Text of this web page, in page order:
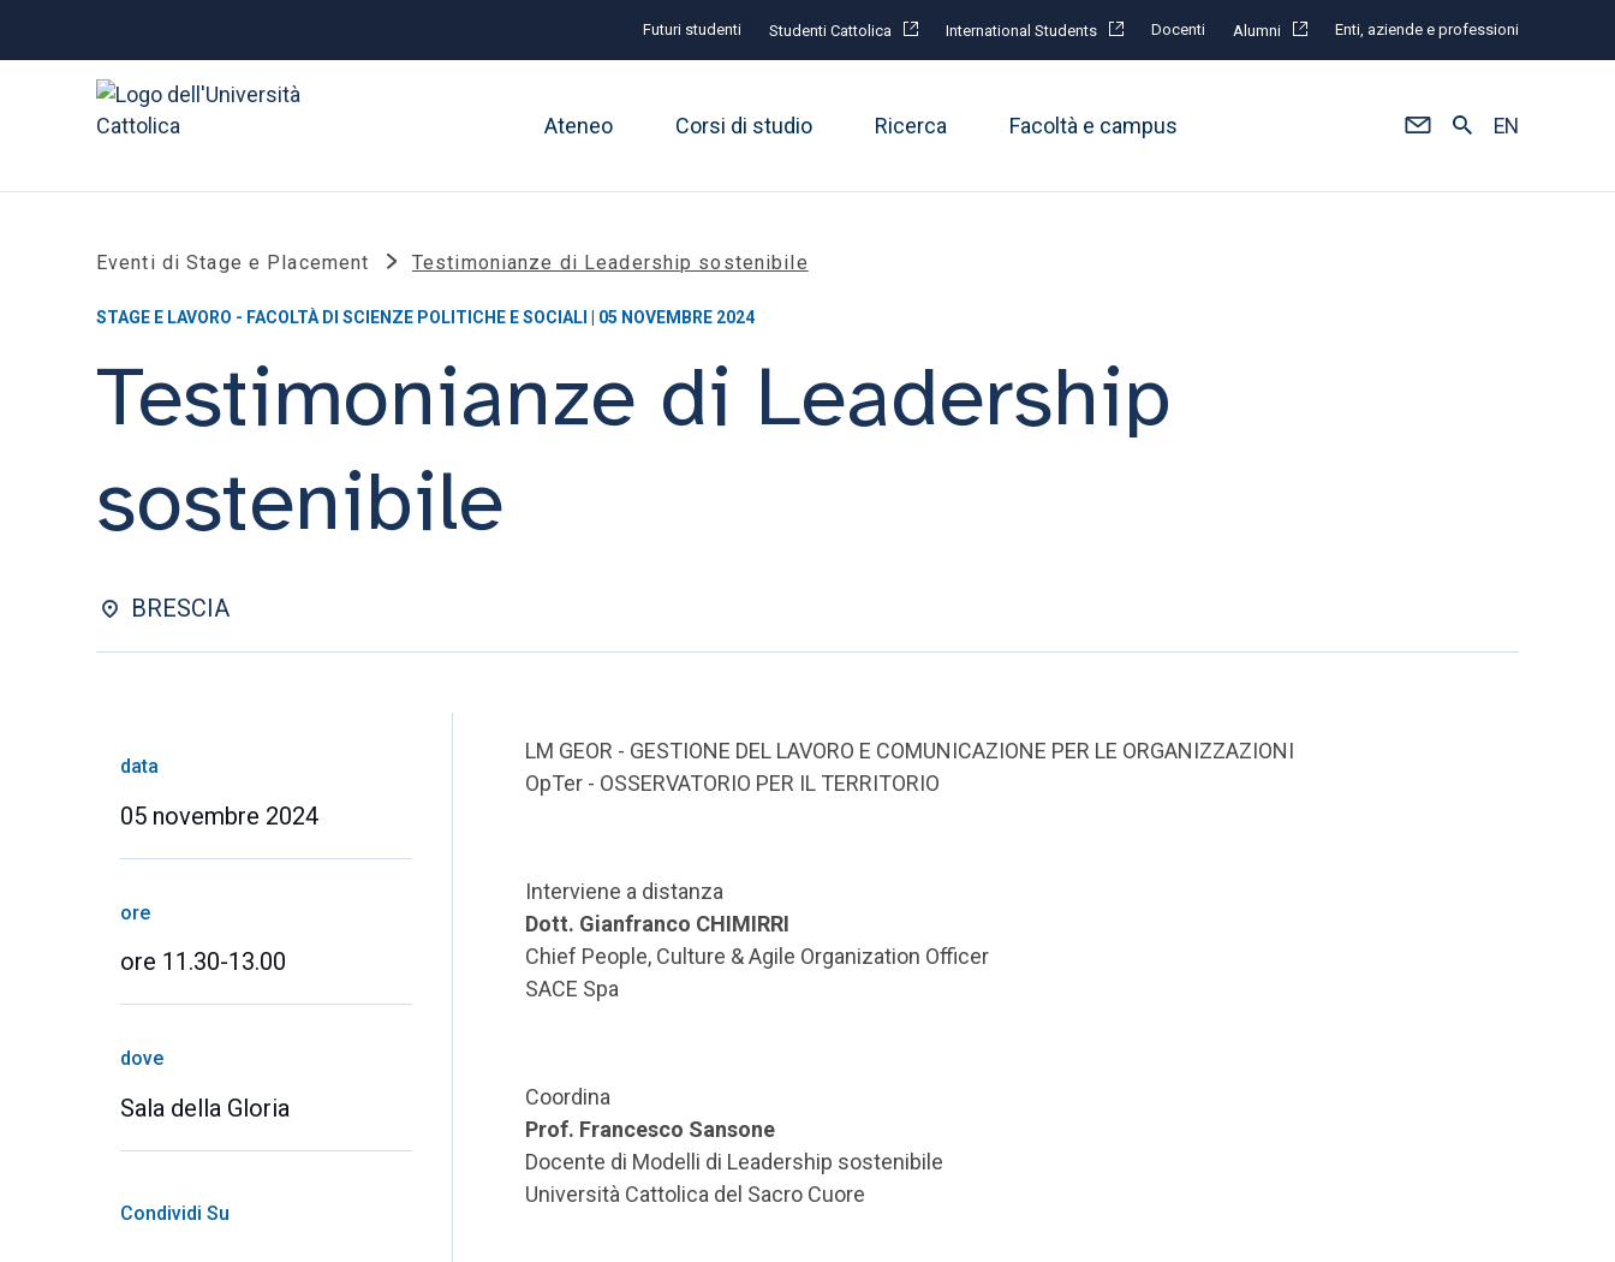
Futuri studenti Studenti Cattolica International Students Docenti Alumni Enti, aziende e professioni
Ateneo Corsi di studio Ricerca Facoltà e campus EN
Eventi di Stage e Placement Testimonianze di Leadership sostenibile
STAGE E LAVORO - FACOLTÀ DI SCIENZE POLITICHE E SOCIALI | 05 NOVEMBRE 2024
Testimonianze di Leadership
sostenibile
BRESCIA
data
05 novembre 2024
ore
ore 11.30-13.00
dove
Sala della Gloria
Condividi Su
LM GEOR - GESTIONE DEL LAVORO E COMUNICAZIONE PER LE ORGANIZZAZIONI
OpTer - OSSERVATORIO PER IL TERRITORIO
Interviene a distanza
Dott. Gianfranco CHIMIRRI
Chief People, Culture & Agile Organization Officer
SACE Spa
Coordina
Prof. Francesco Sansone
Docente di Modelli di Leadership sostenibile
Università Cattolica del Sacro Cuore